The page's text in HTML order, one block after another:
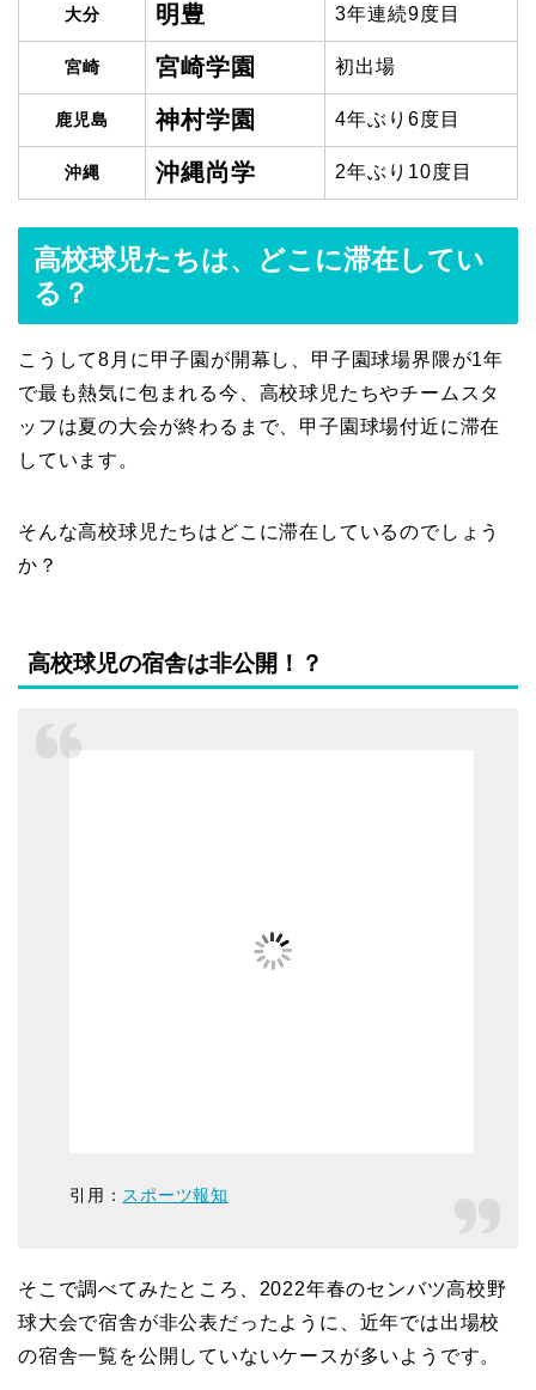
大分 明豊 3年連続9度目
宮崎 宮崎学園 初出場
鹿児島 神村学園 4年ぶり6度目
沖縄 沖縄尚学 2年ぶり10度目
高校球児たちは、どこに滞在してい
る？
こうして8月に甲子園が開幕し、甲子園球場界隈が1年
で最も熱気に包まれる今、高校球児たちやチームスタ
ッフは夏の大会が終わるまで、甲子園球場付近に滞在
しています。
そんな高校球児たちはどこに滞在しているのでしょう
か？
高校球児の宿舎は非公開！？
引用： スポーツ報知
そこで調べてみたところ、2022年春のセンバツ高校野
球大会で宿舎が非公表だったように、近年では出場校
の宿舎一覧を公開していないケースが多いようです。